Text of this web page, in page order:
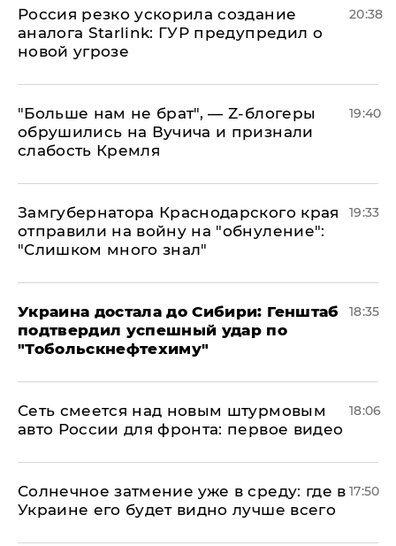
​Россия резко ускорила создание
аналога Starlink: ГУР предупредил о
новой угрозе
20:38
​"Больше нам не брат", — Z-блогеры
обрушились на Вучича и признали
слабость Кремля
19:40
Замгубернатора Краснодарского края
отправили на войну на "обнуление":
"Слишком много знал"
19:33
Украина достала до Сибири: Генштаб
подтвердил успешный удар по
"Тобольскнефтехиму"
18:35
Сеть смеется над новым штурмовым
авто России для фронта: первое видео
18:06
​Солнечное затмение уже в среду: где в
Украине его будет видно лучше всего
17:50